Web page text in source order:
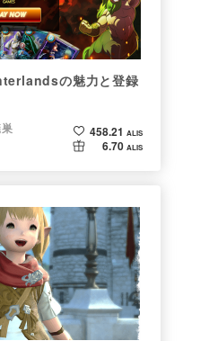
の魅力と登録
458.21 ALIS
6.70 ALIS